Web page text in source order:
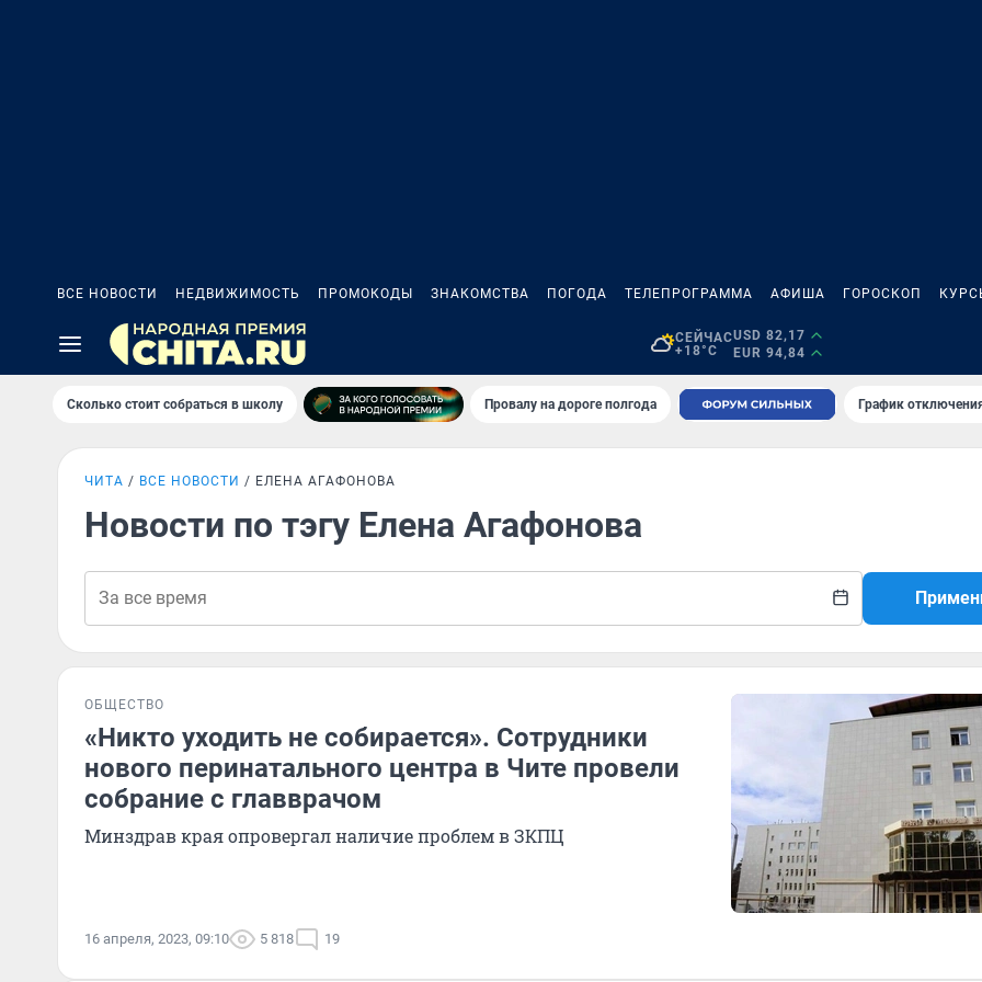
ВСЕ НОВОСТИ НЕДВИЖИМОСТЬ ПРОМОКОДЫ ЗНАКОМСТВА ПОГОДА ТЕЛЕПРОГРАММА АФИША ГОРОСКОП
СЕЙЧАС
+18°C
USD 82,17
EUR 94,84
Сколько стоит собраться в школу Провалу на дороге полгода График
ЧИТА ВСЕ НОВОСТИ ЕЛЕНА АГАФОНОВА
Новости по тэгу Елена Агафонова
ОБЩЕСТВО
«Никто уходить не собирается». Сотрудники
нового перинатального центра в Чите провели
собрание с главврачом
Минздрав края опровергал наличие проблем в ЗКПЦ
16 апреля, 2023, 09:10 5 818 19